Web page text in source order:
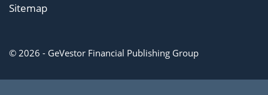
Sitemap
© 2026 - GeVestor Financial Publishing Group